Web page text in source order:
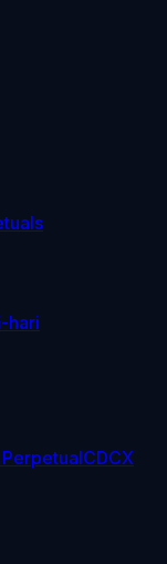
hari
CDCX